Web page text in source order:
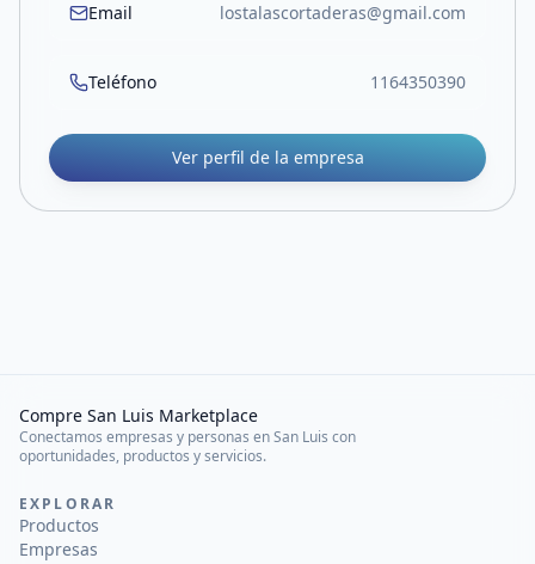
Email lostalascortaderas@gmail.com
Teléfono 1164350390
Ver perfil de la empresa
Compre San Luis Marketplace
Conectamos empresas y personas en San Luis con
oportunidades, productos y servicios.
EXPLORAR
Productos
Empresas